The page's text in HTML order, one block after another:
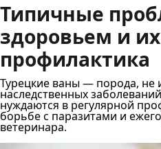
Типичные
здоровьем и их
профилактика
Турецкие ваны — порода,
наследственных
нуждаются в регулярной
борьбе с паразитами и
ветеринара.